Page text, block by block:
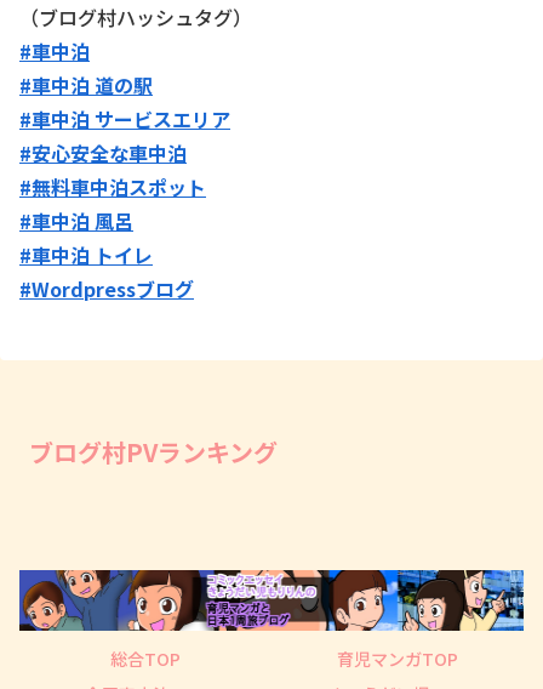
（ブログ村ハッシュタグ）
#車中泊
#車中泊 道の駅
#車中泊 サービスエリア
#安心安全な車中泊
#無料車中泊スポット
#車中泊 風呂
#車中泊 トイレ
#Wordpressブログ
ブログ村PVランキング
総合TOP
育児マンガTOP